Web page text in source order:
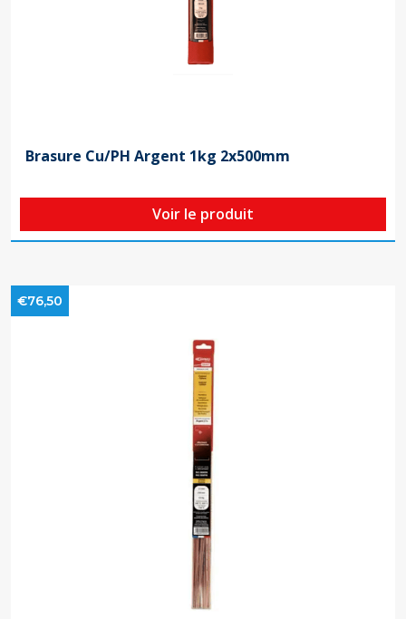
Brasure Cu/PH Argent 1kg 2x500mm
Voir le produit
€76,50